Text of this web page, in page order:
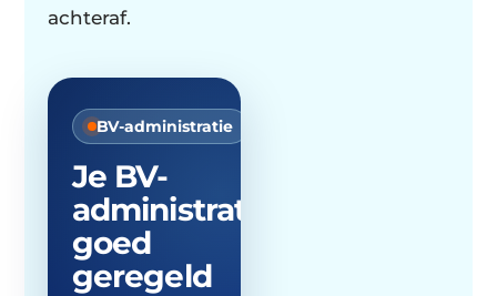
achteraf.
BV-administratie
Je BV-
administratie
goed
geregeld